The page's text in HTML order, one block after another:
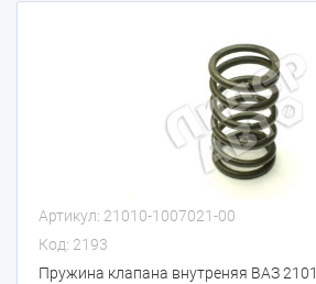
Артикул: 21010-1007021-00
Код: 2193
Пружина клапана внутреняя ВАЗ 2101